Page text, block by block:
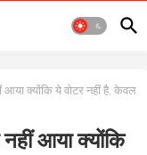
क्योंकि ये वोटर नहीं है, केवल
आया क्योंकि